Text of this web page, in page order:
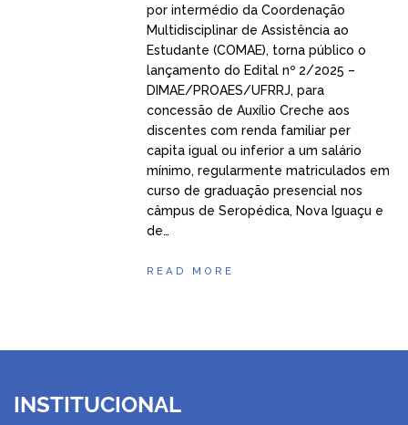
por intermédio da Coordenação
Multidisciplinar de Assistência ao
Estudante (COMAE), torna público o
lançamento do Edital nº 2/2025 –
DIMAE/PROAES/UFRRJ, para
concessão de Auxílio Creche aos
discentes com renda familiar per
capita igual ou inferior a um salário
mínimo, regularmente matriculados em
curso de graduação presencial nos
câmpus de Seropédica, Nova Iguaçu e
de…
READ MORE
INSTITUCIONAL